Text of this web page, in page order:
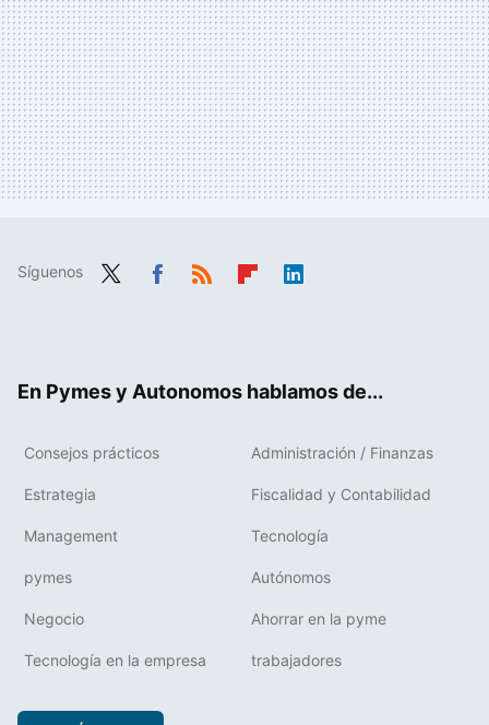
Síguenos
En Pymes y Autonomos hablamos de...
Consejos prácticos Administración / Finanzas
Estrategia Fiscalidad y Contabilidad
Management Tecnología
pymes Autónomos
Negocio Ahorrar en la pyme
Tecnología en la empresa trabajadores